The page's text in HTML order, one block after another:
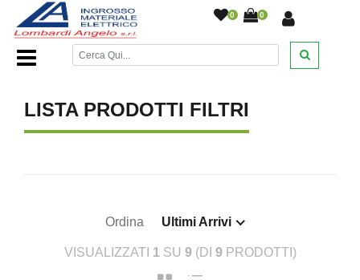
0 0
Home Page/DESANTIS/////
LISTA PRODOTTI FILTRI
Ordina Ultimi Arrivi
VISUALIZZATI 1 SU 9 (DI 9 PRODOTTI)